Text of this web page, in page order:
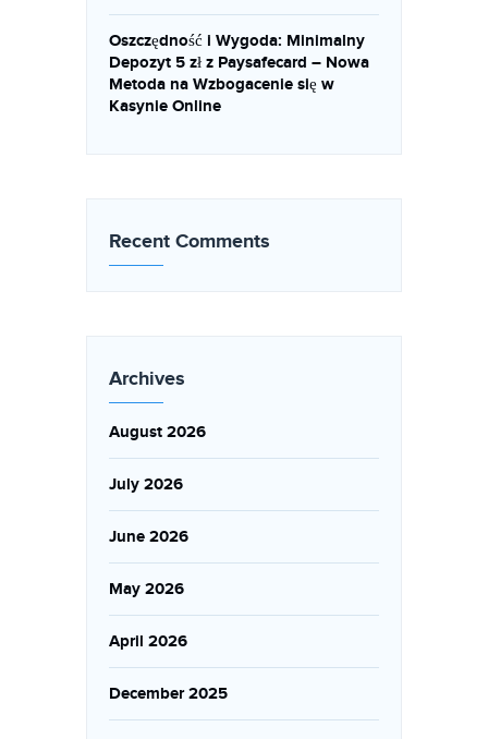
Oszczędność i Wygoda: Minimalny
Depozyt 5 zł z Paysafecard – Nowa
Metoda na Wzbogacenie się w
Kasynie Online
Recent Comments
Archives
August 2026
July 2026
June 2026
May 2026
April 2026
December 2025